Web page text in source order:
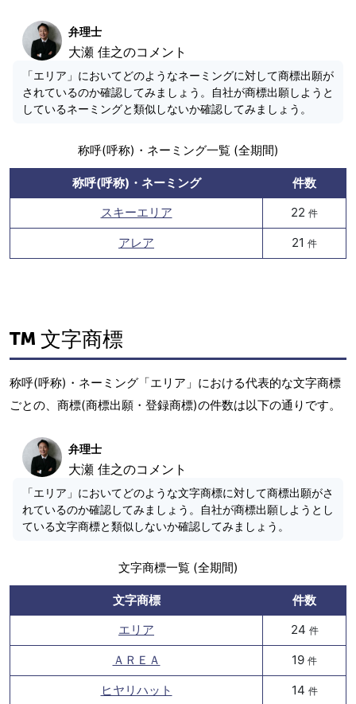
弁理士
大瀬 佳之のコメント
「エリア」においてどのようなネーミングに対して商標出願が
されているのか確認してみましょう。自社が商標出願しようと
しているネーミングと類似しないか確認してみましょう。
称呼(呼称)・ネーミング一覧 (全期間)
称呼(呼称)・ネーミング
件数
スキーエリア
22 件
アレア 21 件
文字商標
称呼(呼称)・ネーミング「エリア」における代表的な文字商標
ごとの、商標(商標出願・登録商標)の件数は以下の通りです。
弁理士
大瀬 佳之のコメント
「エリア」においてどのような文字商標に対して商標出願がさ
れているのか確認してみましょう。自社が商標出願しようとし
ている文字商標と類似しないか確認してみましょう。
文字商標一覧 (全期間)
文字商標
件数
エリア
24 件
ＡＲＥＡ 19 件
ヒヤリハット 14 件